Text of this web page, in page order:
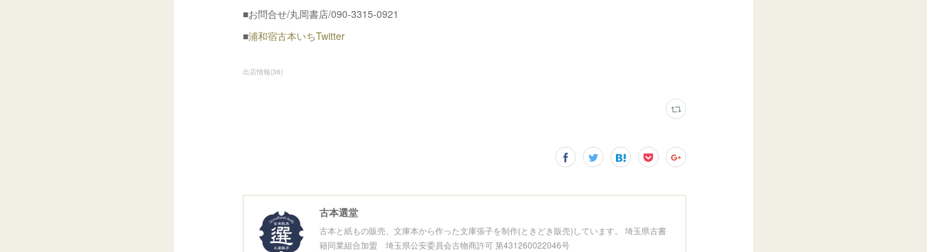
■お問合せ/丸岡書店/090-3315-0921
■浦和宿古本いちTwitter
出店情報(36)
古本選堂
古本と紙もの販売、文庫本から作った文庫張子を制作(ときどき販売)しています。 埼玉県古書
籍同業組合加盟 埼玉県公安委員会古物商許可 第431260022046号